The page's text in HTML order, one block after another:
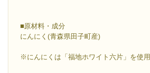
■原材料・成分
にんにく(青森県田子町産)
※にんにくは「福地ホワイト六片」を使用